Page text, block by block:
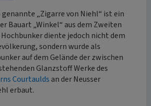
genannte „Zigarre von Niehl“ ist ein
Bauart „Winkel“ aus dem Zweiten
diente jedoch nicht dem
sondern wurde als
auf dem Gelände der zwischen
Glanzstoff Werke des
Courtaulds an der Neusser
erbaut.